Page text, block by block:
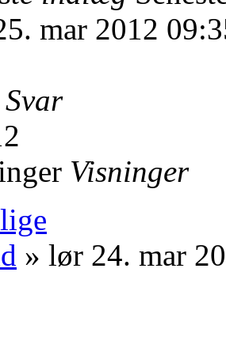
mar 2012
Svar
Visninger
» lør 24. mar